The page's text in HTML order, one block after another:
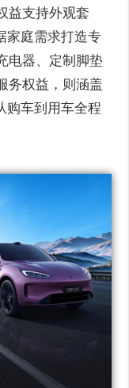
益支持外观套
家庭需求打造专
电器、定制脚垫
务权益，则涵盖
购车到用车全程